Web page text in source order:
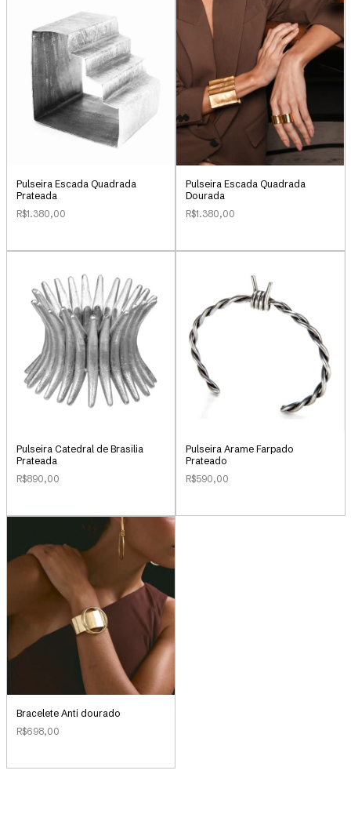
Pulseira Escada Quadrada
Prateada
R$1.380,00
Pulseira Escada Quadrada
Dourada
R$1.380,00
Pulseira Catedral de Brasilia
Prateada
R$890,00
Pulseira Arame Farpado
Prateado
R$590,00
Bracelete Anti dourado
R$698,00